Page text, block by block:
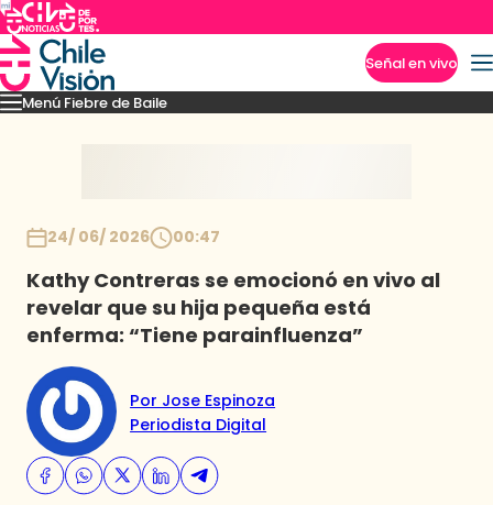
Señal en vivo
Menú Fiebre de Baile
Mejores MomentosPresentacionesEl VAR-After del baile
24/ 06/ 2026 00:47
Kathy Contreras se emocionó en vivo al
revelar que su hija pequeña está
enferma: “Tiene parainfluenza”
Por Jose Espinoza
Periodista Digital
Imperdibles